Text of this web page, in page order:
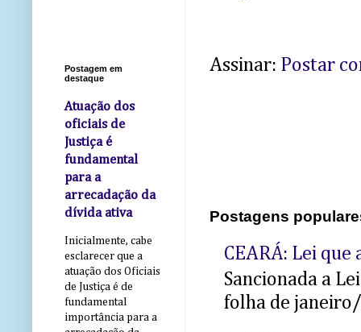
Assinar: Postar
Postagens
CEARÁ: Lei
Sancionada a
folha de
Postagem em
destaque
Atuação dos
oficiais de
Justiça é
fundamental
para a
arrecadação da
dívida ativa
Inicialmente, cabe
esclarecer que a
atuação dos Oficiais
de Justiça é de
fundamental
importância para a